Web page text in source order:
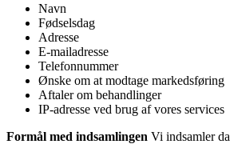
Navn
Fødselsdag
Adresse
E-mailadresse
Telefonnummer
Ønske om at modtage markedsføring
Aftaler om behandlinger
IP-adresse ved brug af vores services
Formål med indsamlingen Vi indsamler